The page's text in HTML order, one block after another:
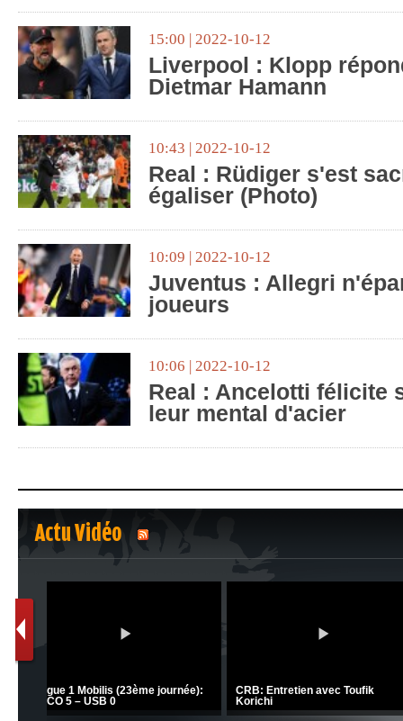
15:00 | 2022-10-12
Liverpool : Klopp
Dietmar Hamann
10:43 | 2022-10-12
Real : Rüdiger s'est
égaliser (Photo)
10:09 | 2022-10-12
Juventus : Allegri
joueurs
10:06 | 2022-10-12
Real : Ancelotti félicite
leur mental d'acier
Actu Vidéo
1 2
CRB: Entretien avec Toufik
Korichi
Ligue 1 Mobilis (23ème journée):
MCO 5 – USB 0